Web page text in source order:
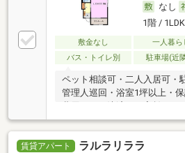
なし
1階 /
敷金なし 一人暮ら
バス・トイレ別
駐車場(近
ペット相談可・二人入居可・
管理人巡回・浴室1坪以上・
賃貸アパート ラルラリララ